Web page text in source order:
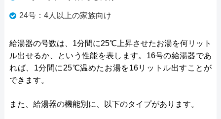
24号：4人以上の家族向け
給湯器の号数は、1分間に25℃上昇させたお湯を何リット
ル出せるか、という性能を表します。16号の給湯器であ
れば、1分間に25℃温めたお湯を16リットル出すことが
できます。
また、給湯器の機能別に、以下のタイプがあります。